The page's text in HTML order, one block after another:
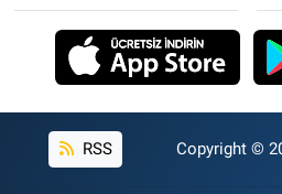
RSS Copyright ©